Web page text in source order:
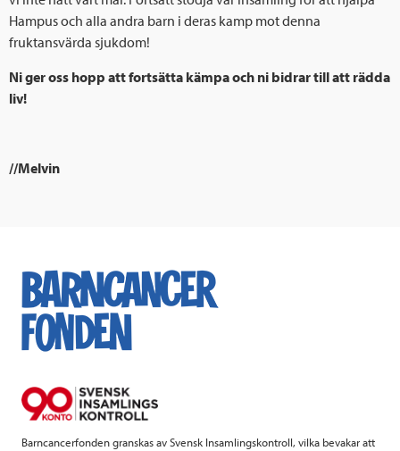
Hampus och alla andra barn i deras kamp mot denna
fruktansvärda sjukdom!
Ni ger oss hopp att fortsätta kämpa och ni bidrar till att rädda
liv!
//Melvin
Barncancerfonden granskas av Svensk Insamlingskontroll, vilka bevakar att